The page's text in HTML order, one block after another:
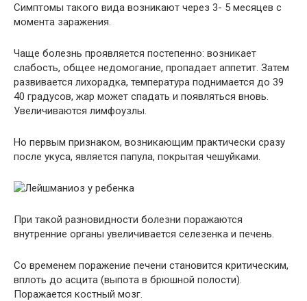
Симптомы такого вида возникают через 3- 5 месяцев с
момента заражения.
Чаще болезнь проявляется постепенно: возникает
слабость, общее недомогание, пропадает аппетит. Затем
развивается лихорадка, температура поднимается до 39
40 градусов, жар может спадать и появляться вновь.
Увеличиваются лимфоузлы.
Но первым признаком, возникающим практически сразу
после укуса, является папула, покрытая чешуйками.
При такой разновидности болезни поражаются
внутренние органы увеличивается селезенка и печень.
Со временем поражение печени становится критическим,
вплоть до асцита (выпота в брюшной полости).
Поражается костный мозг.